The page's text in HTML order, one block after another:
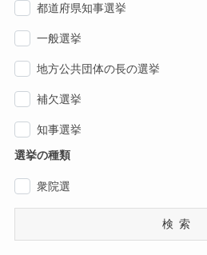
都道府県知事選挙
一般選挙
地方公共団体の長の選挙
補欠選挙
知事選挙
選挙の種類
衆院選
検索